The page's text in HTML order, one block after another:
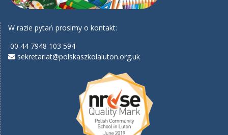
W razie pytań prosimy o kontakt:
00 44 7948 103 594
sekretariat@polskaszkolaluton.org.uk